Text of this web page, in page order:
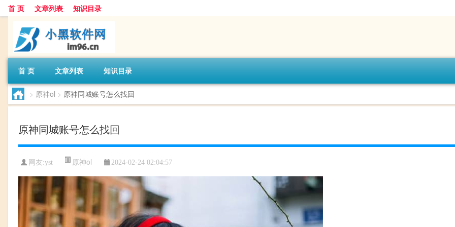
首 页 文章列表 知识目录
首 页 文章列表 知识目录
> 原神ol > 原神同城账号怎么找回
原神同城账号怎么找回
网友:yst 原神ol 2024-02-24 02:04:57